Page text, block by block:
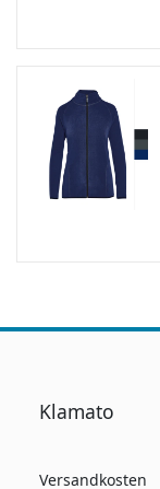
Klamato
Versandkosten